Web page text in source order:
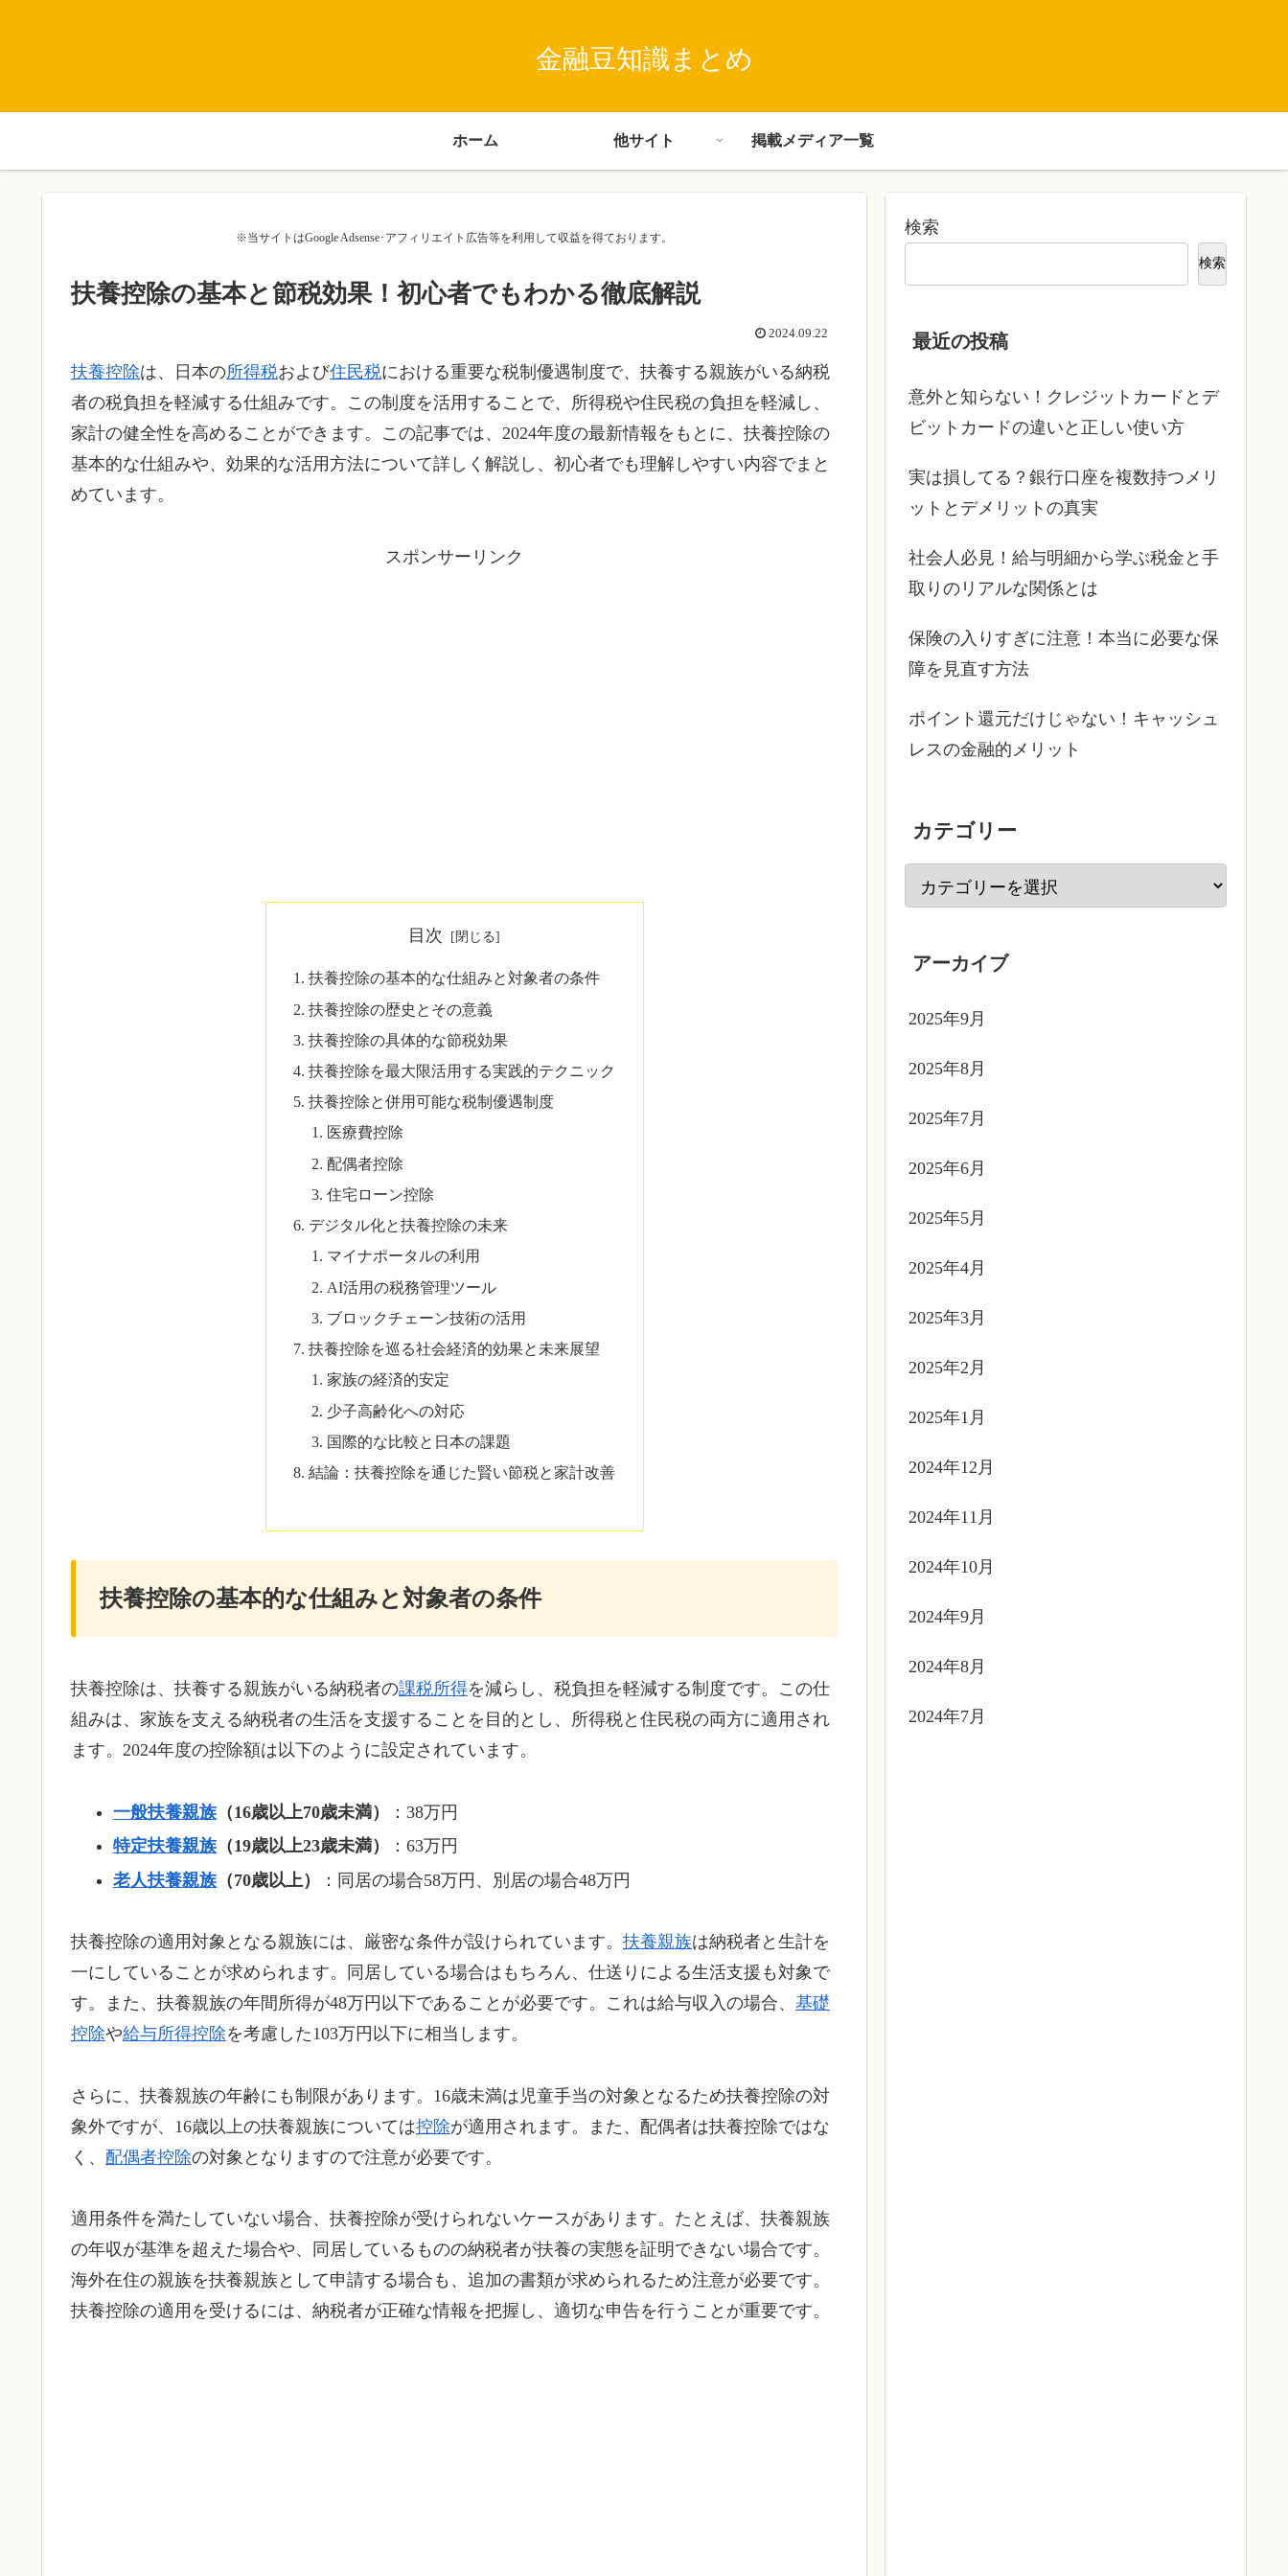
金融豆知識まとめ
ホーム 他サイト 掲載メディア一覧
※当サイトはGoogle Adsense･アフィリエイト広告等を利用して収益を得ております。
扶養控除の基本と節税効果！初心者でもわかる徹底解説
2024.09.22
扶養控除は、日本の所得税および住民税における重要な税制優遇制度で、扶養する親族がいる納税
者の税負担を軽減する仕組みです。この制度を活用することで、所得税や住民税の負担を軽減し、
家計の健全性を高めることができます。この記事では、2024年度の最新情報をもとに、扶養控除の
基本的な仕組みや、効果的な活用方法について詳しく解説し、初心者でも理解しやすい内容でまと
めています。
スポンサーリンク
目次
扶養控除の基本的な仕組みと対象者の条件
扶養控除の歴史とその意義
扶養控除の具体的な節税効果
扶養控除を最大限活用する実践的テクニック
扶養控除と併用可能な税制優遇制度
医療費控除
配偶者控除
住宅ローン控除
デジタル化と扶養控除の未来
マイナポータルの利用
AI活用の税務管理ツール
ブロックチェーン技術の活用
扶養控除を巡る社会経済的効果と未来展望
家族の経済的安定
少子高齢化への対応
国際的な比較と日本の課題
結論：扶養控除を通じた賢い節税と家計改善
扶養控除の基本的な仕組みと対象者の条件
扶養控除は、扶養する親族がいる納税者の課税所得を減らし、税負担を軽減する制度です。この仕
組みは、家族を支える納税者の生活を支援することを目的とし、所得税と住民税の両方に適用され
ます。2024年度の控除額は以下のように設定されています。
一般扶養親族（16歳以上70歳未満）
：38万円
特定扶養親族（19歳以上23歳未満）
：63万円
老人扶養親族（70歳以上） ：同居の場合58万円、別居の場合48万円
扶養控除の適用対象となる親族には、厳密な条件が設けられています。 扶養親族は納税者と生計を
一にしていることが求められます。同居している場合はもちろん、仕送りによる生活支援も対象で
す。また、扶養親族の年間所得が48万円以下であることが必要です。これは給与収入の場合、 基礎
控除や給与所得控除を考慮した103万円以下に相当します。
さらに、扶養親族の年齢にも制限があります。16歳未満は児童手当の対象となるため扶養控除の対
象外ですが、16歳以上の扶養親族については控除が適用されます。また、配偶者は扶養控除ではな
く、 配偶者控除の対象となりますので注意が必要です。
適用条件を満たしていない場合、扶養控除が受けられないケースがあります。たとえば、扶養親族
の年収が基準を超えた場合や、同居しているものの納税者が扶養の実態を証明できない場合です。
海外在住の親族を扶養親族として申請する場合も、追加の書類が求められるため注意が必要です。
扶養控除の適用を受けるには、納税者が正確な情報を把握し、適切な申告を行うことが重要です。
検索
検索
最近の投稿
意外と知らない！クレジットカードとデ
ビットカードの違いと正しい使い方
実は損してる？銀行口座を複数持つメリ
ットとデメリットの真実
社会人必見！給与明細から学ぶ税金と手
取りのリアルな関係とは
保険の入りすぎに注意！本当に必要な保
障を見直す方法
ポイント還元だけじゃない！キャッシュ
レスの金融的メリット
カテゴリー
アーカイブ
2025年9月
2025年8月
2025年7月
2025年6月
2025年5月
2025年4月
2025年3月
2025年2月
2025年1月
2024年12月
2024年11月
2024年10月
2024年9月
2024年8月
2024年7月